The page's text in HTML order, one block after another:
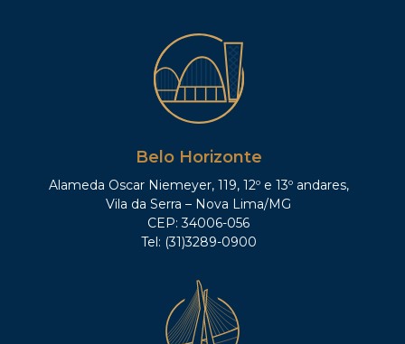
Belo Horizonte
Alameda Oscar Niemeyer, 119, 12º e 13º andares,
Vila da Serra – Nova Lima/MG
CEP: 34006-056
Tel: (31)3289-0900